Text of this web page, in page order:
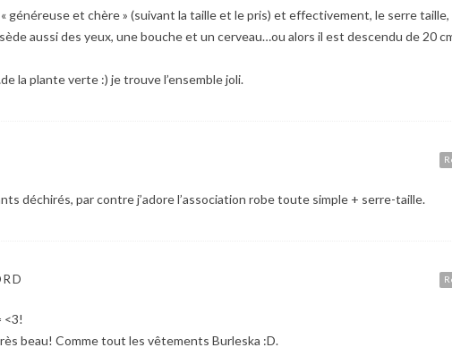
généreuse et chère » (suivant la taille et le pris) et effectivement, le serre taille,
aussi des yeux, une bouche et un cerveau…ou alors il est descendu de 20
la plante verte :) je trouve l’ensemble joli.
déchirés, par contre j’adore l’association robe toute simple + serre-taille.
<3!
beau! Comme tout les vêtements Burleska :D.